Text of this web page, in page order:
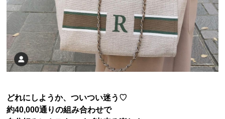
どれにしようか、ついつい迷う♡
約40,000通りの組み合わせで